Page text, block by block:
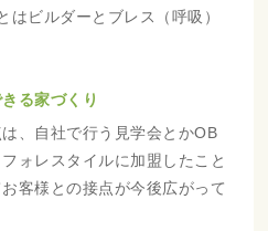
はビルダーとブレス（呼吸）
る家づくり
、自社で行う見学会とかOB
ォレスタイルに加盟したこと
客様との接点が今後広がって